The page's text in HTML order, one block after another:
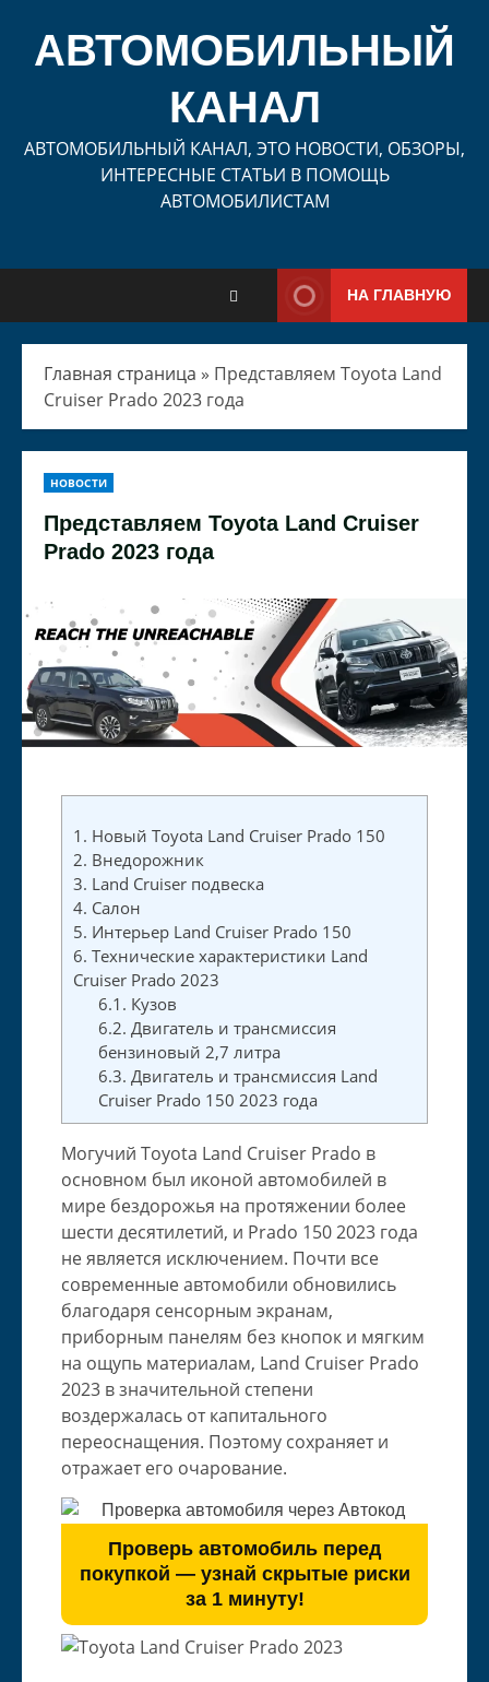
содержимому
АВТОМОБИЛЬНЫЙ
КАНАЛ
АВТОМОБИЛЬНЫЙ КАНАЛ, ЭТО НОВОСТИ, ОБЗОРЫ,
ИНТЕРЕСНЫЕ СТАТЬИ В ПОМОЩЬ
АВТОМОБИЛИСТАМ
НА ГЛАВНУЮ
Главная страница » Представляем Toyota Land
Cruiser Prado 2023 года
НОВОСТИ
Представляем Toyota Land Cruiser
Prado 2023 года
1. Новый Toyota Land Cruiser Prado 150
2. Внедорожник
3. Land Cruiser подвеска
4. Салон
5. Интерьер Land Cruiser Prado 150
6. Технические характеристики Land
Cruiser Prado 2023
6.1. Кузов
6.2. Двигатель и трансмиссия
бензиновый 2,7 литра
6.3. Двигатель и трансмиссия Land
Cruiser Prado 150 2023 года
Могучий Toyota Land Cruiser Prado в
основном был иконой автомобилей в
мире бездорожья на протяжении более
шести десятилетий, и Prado 150 2023 года
не является исключением. Почти все
современные автомобили обновились
благодаря сенсорным экранам,
приборным панелям без кнопок и мягким
на ощупь материалам, Land Cruiser Prado
2023 в значительной степени
воздержалась от капитального
переоснащения. Поэтому сохраняет и
отражает его очарование.
Проверь автомобиль перед
покупкой — узнай скрытые риски
за 1 минуту!